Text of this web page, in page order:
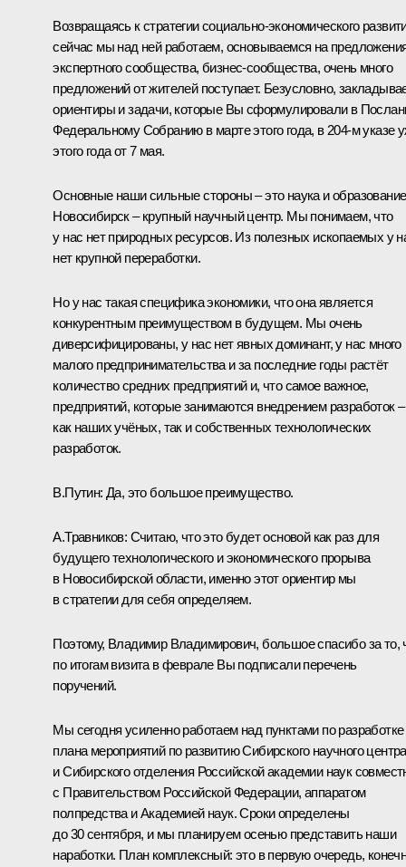
Возвращаясь к стратегии социально-экономического
сейчас мы над ней работаем, основываемся на
экспертного сообщества, бизнес-сообщества, очень много
предложений от жителей поступает. Безусловно,
ориентиры и задачи, которые Вы сформулировали в
Федеральному Собранию в марте этого года, в 204‑м указе
этого года от 7 мая.
Основные наши сильные стороны – это наука и
Новосибирск – крупный научный центр. Мы понимаем, что
у нас нет природных ресурсов. Из полезных ископаемых у
нет крупной переработки.
Но у нас такая специфика экономики, что она является
конкурентным преимуществом в будущем. Мы очень
диверсифицированы, у нас нет явных доминант, у нас много
малого предпринимательства и за последние годы растёт
количество средних предприятий и, что самое важное,
предприятий, которые занимаются внедрением разработок –
как наших учёных, так и собственных технологических
разработок.
В.Путин: Да, это большое преимущество.
А.Травников: Считаю, что это будет основой как раз для
будущего технологического и экономического прорыва
в Новосибирской области, именно этот ориентир мы
в стратегии для себя определяем.
Поэтому, Владимир Владимирович, большое спасибо за то,
по итогам визита в феврале Вы подписали перечень
поручений.
Мы сегодня усиленно работаем над пунктами по разработке
плана мероприятий по развитию Сибирского научного центра
и Сибирского отделения Российской академии наук
с Правительством Российской Федерации, аппаратом
полпредства и Академией наук. Сроки определены
до 30 сентября, и мы планируем осенью представить наши
наработки. План комплексный: это в первую очередь,